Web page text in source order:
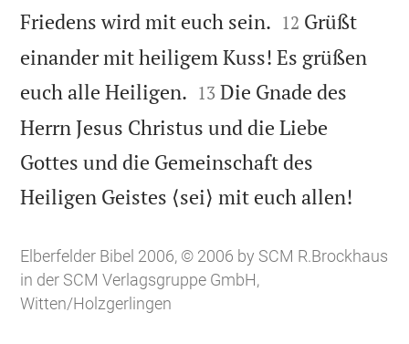
Friedens wird mit euch sein. 

12 Grüßt
einander mit heiligem Kuss! Es grüßen
euch alle Heiligen. 

13 Die Gnade des
Herrn Jesus Christus und die Liebe
Gottes und die Gemeinschaft des
Heiligen Geistes ⟨sei⟩ mit euch allen!
Elberfelder Bibel 2006, © 2006 by SCM R.Brockhaus
in der SCM Verlagsgruppe GmbH,
Witten/Holzgerlingen